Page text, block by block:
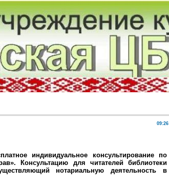
09:26
индивидуальное консультирование по
Консультацию для читателей библиотеки
нотариальную деятельность в